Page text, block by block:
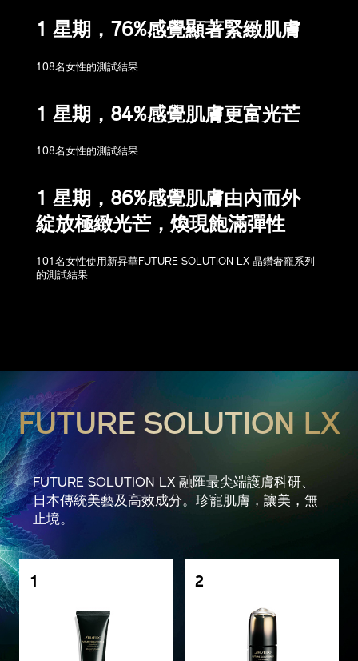
1 星期，76%感覺顯著緊緻肌膚
108名女性的測試結果
1 星期，84%感覺肌膚更富光芒
108名女性的測試結果
1 星期，86%感覺肌膚由內而外
綻放極緻光芒，煥現飽滿彈性
101名女性使用新昇華FUTURE SOLUTION LX 晶鑽奢寵系列
的測試結果
FUTURE SOLUTION LX
FUTURE SOLUTION LX 融匯最尖端護膚科研、
日本傳統美藝及高效成分。珍寵肌膚，讓美，無
止境。
1 2